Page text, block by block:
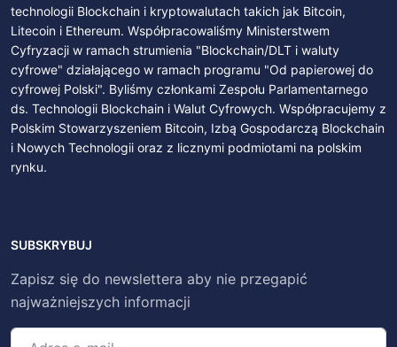
technologii Blockchain i kryptowalutach takich jak Bitcoin,
Litecoin i Ethereum. Współpracowaliśmy Ministerstwem
Cyfryzacji w ramach strumienia "Blockchain/DLT i waluty
cyfrowe" działającego w ramach programu "Od papierowej do
cyfrowej Polski". Byliśmy członkami Zespołu Parlamentarnego
ds. Technologii Blockchain i Walut Cyfrowych. Współpracujemy z
Polskim Stowarzyszeniem Bitcoin, Izbą Gospodarczą Blockchain
i Nowych Technologii oraz z licznymi podmiotami na polskim
rynku.
SUBSKRYBUJ
Zapisz się do newslettera aby nie przegapić
najważniejszych informacji